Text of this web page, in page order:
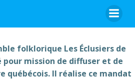
contenu
folklorique Les Éclusiers de
pour mission de diffuser et de
québécois. Il réalise ce mandat